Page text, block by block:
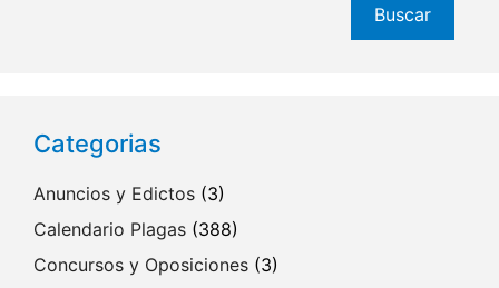
Buscar
Categorias
Anuncios y Edictos (3)
Calendario Plagas (388)
Concursos y Oposiciones (3)